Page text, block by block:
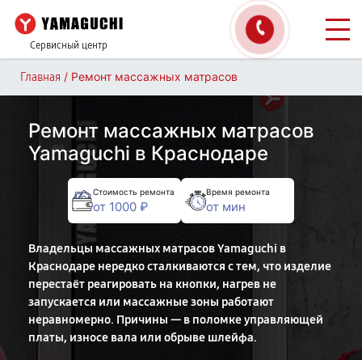
Сервисный центр
Главная / Ремонт массажных матрасов
Ремонт массажных матрасов
Yamaguchi в Краснодаре
Стоимость ремонта
от 1000 ₽
Время ремонта
от мин
Владельцы массажных матрасов Yamaguchi в
Краснодаре нередко сталкиваются с тем, что изделие
перестаёт реагировать на кнопки, нагрев не
запускается или массажные зоны работают
неравномерно. Причины — в поломке управляющей
платы, износе вала или обрыве шлейфа.